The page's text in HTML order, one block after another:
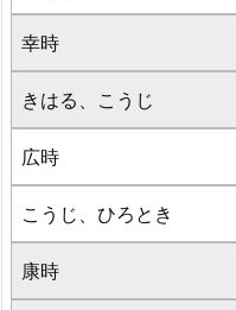
幸時
きはる、こうじ
広時
こうじ、ひろとき
康時